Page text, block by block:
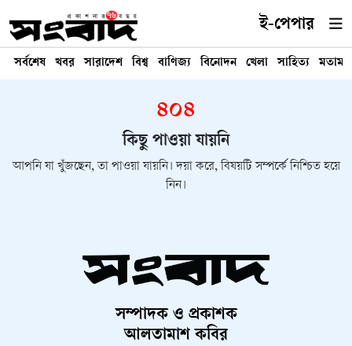
ই-পেপার
সর্বশেষ খবর সারাদেশ বিশ্ব বাণিজ্য বিনোদন খেলা সাহিত্য মতামত
৪০৪
কিছু পাওয়া যায়নি
আপনি যা খুঁজছেন, তা পাওয়া যায়নি। দয়া করে, বিষয়টি সম্পর্কে নিশ্চিত হয়ে
নিন।
সম্পাদক ও প্রকাশক
আলতামাশ কবির